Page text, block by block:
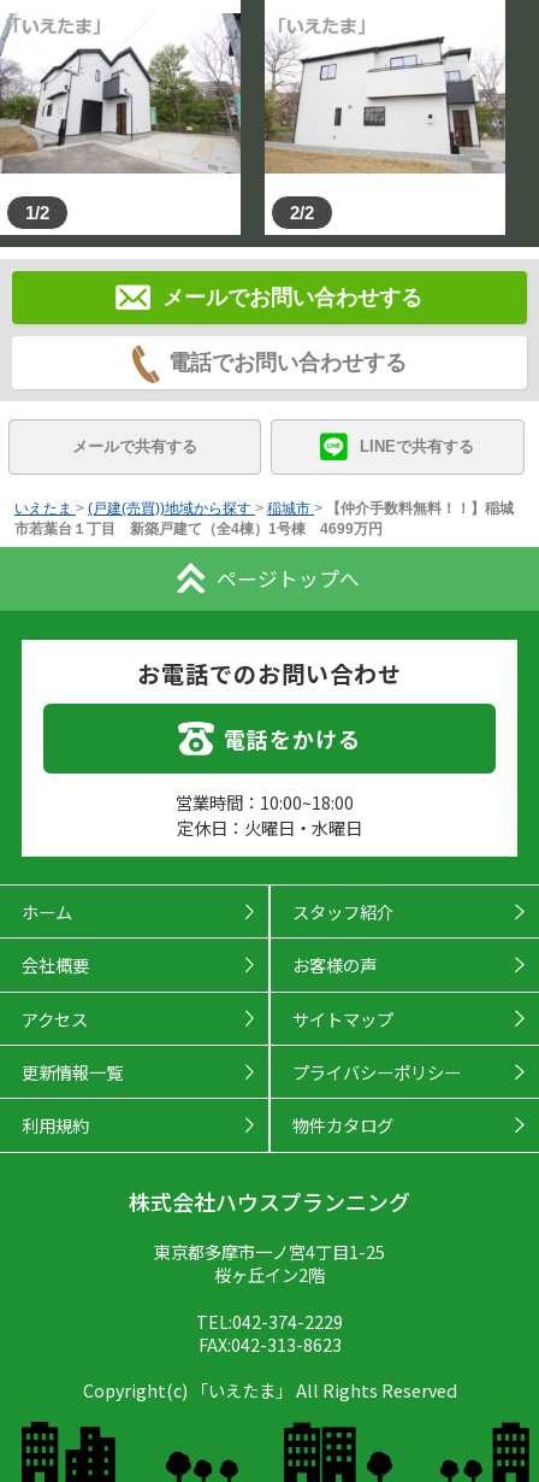
1/2 2/2
メールでお問い合わせする
電話でお問い合わせする
メールで共有する LINEで共有する
いえたま > (戸建(売買))地域から探す > 稲城市 >
【仲介手数料無料！！】稲城
市若葉台１丁目 新築戸建て（全4棟）1号棟 4699万円
ページトップへ
お電話でのお問い合わせ
電話をかける
営業時間：10:00~18:00
定休日：火曜日・水曜日
ホーム スタッフ紹介
会社概要 お客様の声
アクセス サイトマップ
更新情報一覧 プライバシーポリシー
利用規約 物件カタログ
株式会社ハウスプランニング
東京都多摩市一ノ宮4丁目1-25
桜ヶ丘イン2階
TEL:042-374-2229
FAX:042-313-8623
Copyright(c) 「いえたま」 All Rights Reserved